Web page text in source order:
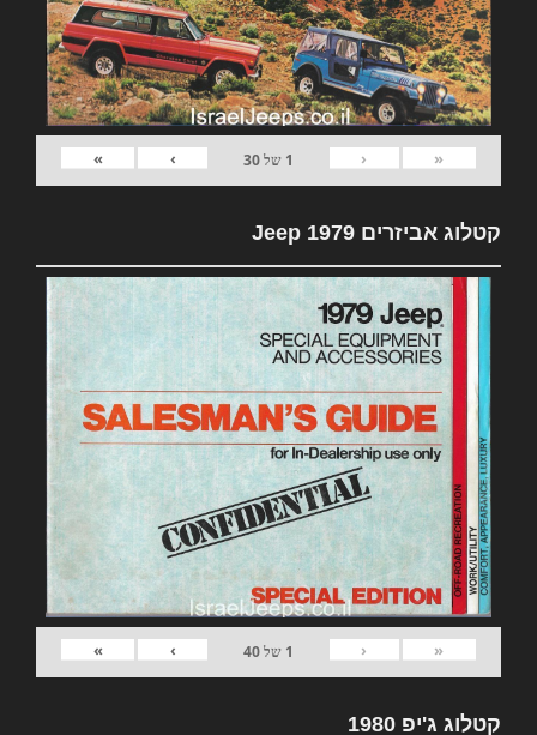
«
‹
1 של30
›
»
קטלוג אביזרים 1979 Jeep
«
‹
1 של40
›
»
קטלוג ג'יפ 1980